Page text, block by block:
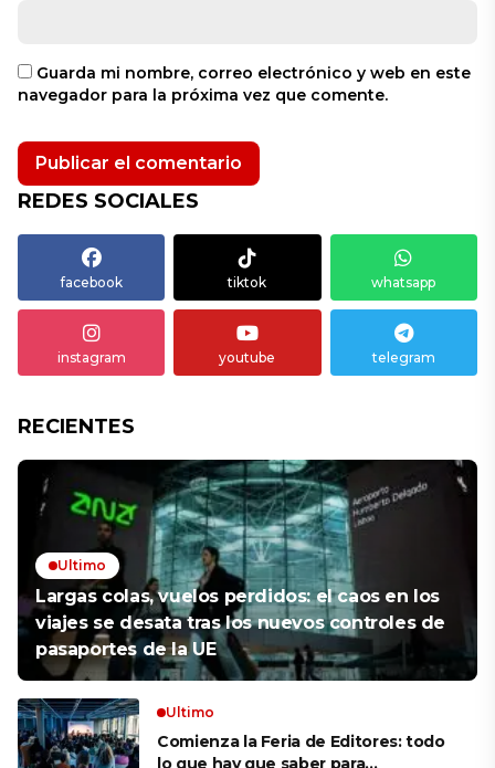
Guarda mi nombre, correo electrónico y web en este
navegador para la próxima vez que comente.
REDES SOCIALES
facebook tiktok whatsapp
instagram youtube telegram
RECIENTES
Ultimo
Largas colas, vuelos perdidos: el caos en los
viajes se desata tras los nuevos controles de
pasaportes de la UE
Ultimo
Comienza la Feria de Editores: todo
lo que hay que saber para